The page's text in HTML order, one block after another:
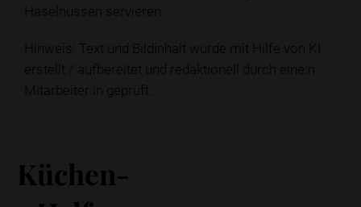
Haselnüssen servieren.
Hinweis: Text und Bildinhalt wurde mit Hilfe von KI
erstellt / aufbereitet und redaktionell durch eine:n
Mitarbeiter:in geprüft.
Küchen-